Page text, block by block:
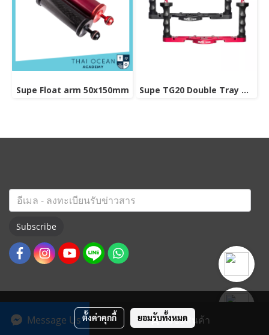
สั่งซื้อสินค้า
Message Us
Supe Float arm 50x150mm Supe TG20 Double Tray Grip
Subscribe
© Copyright 2022 All Rights Reserved. ThaiOceanAcademy.com
ตั้งค่าคุกกี้ ยอมรับทั้งหมด